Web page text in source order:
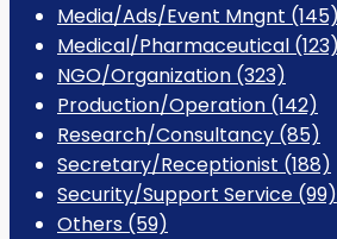
Media/Ads/Event Mngnt (145)
Medical/Pharmaceutical (123)
NGO/Organization (323)
Production/Operation (142)
Research/Consultancy (85)
Secretary/Receptionist (188)
Security/Support Service (99)
Others (59)